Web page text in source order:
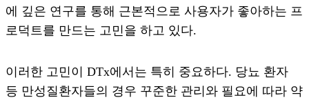
에 깊은 연구를 통해 근본적으로 사용자가 좋아하는 프
로덕트를 만드는 고민을 하고 있다.
이러한 고민이 DTx에서는 특히 중요하다. 당뇨 환자
등 만성질환자들의 경우 꾸준한 관리와 필요에 따라 약